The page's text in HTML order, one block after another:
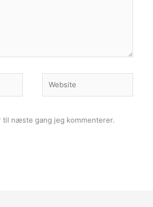
til næste gang jeg kommenterer.